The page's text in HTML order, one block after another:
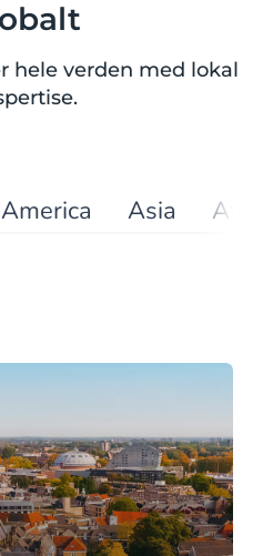
hele verden med lokal
Asia